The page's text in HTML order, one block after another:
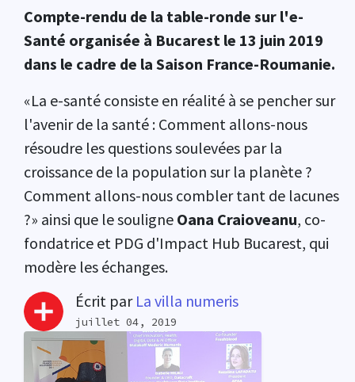
Compte-rendu de la table-ronde sur l'e-
Santé organisée à Bucarest le 13 juin 2019
dans le cadre de la Saison France-Roumanie.
«La e-santé consiste en réalité à se pencher sur
l'avenir de la santé : Comment allons-nous
résoudre les questions soulevées par la
croissance de la population sur la planète ?
Comment allons-nous combler tant de lacunes
?» ainsi que le souligne Oana Craioveanu, co-
fondatrice et PDG d'Impact Hub Bucarest, qui
modère les échanges.
Écrit par La villa numeris
juillet 04, 2019